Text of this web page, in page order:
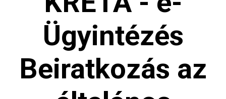
Ügyintézés
Beiratkozás az